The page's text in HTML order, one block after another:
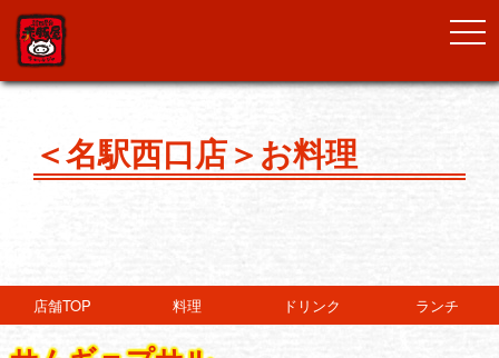
＜名駅西口店＞お料理
店舗TOP 料理 ドリンク ランチ